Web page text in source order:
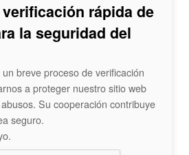
rápida de
la seguridad del
breve proceso de verificación
a proteger nuestro sitio web
Su cooperación contribuye
seguro.